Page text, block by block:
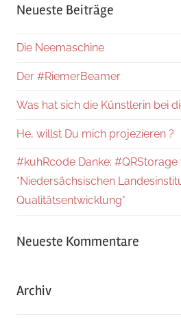
Neueste Beiträge
Die Neemaschine
Der #RiemerBeamer
Was hat sich die Künstlerin bei
He, willst Du mich projezieren ?
#kuhRcode Danke: #QRStorage
*Niedersächsischen
Qualitätsentwicklung*
Neueste Kommentare
Archiv